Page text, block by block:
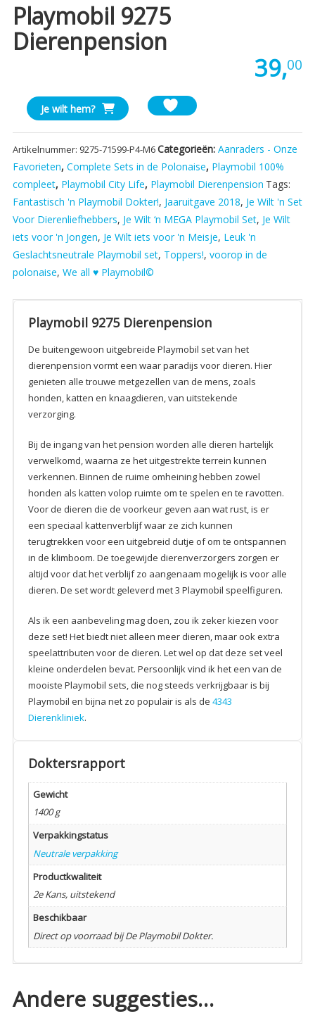
Playmobil 9275
Dierenpension
39,00
Playmobil
9275
Dierenpension
aantal
Je wilt hem?
Artikelnummer: 9275-71599-P4-M6Categorieën: Aanraders - Onze
Favorieten, Complete Sets in de Polonaise, Playmobil 100%
compleet, Playmobil City Life, Playmobil Dierenpension Tags:
Fantastisch 'n Playmobil Dokter!, Jaaruitgave 2018, Je Wilt 'n Set
Voor Dierenliefhebbers, Je Wilt ‘n MEGA Playmobil Set, Je Wilt
iets voor 'n Jongen, Je Wilt iets voor 'n Meisje, Leuk 'n
Geslachtsneutrale Playmobil set, Toppers!, voorop in de
polonaise, We all ♥ Playmobil©
Playmobil 9275 Dierenpension
De buitengewoon uitgebreide Playmobil set van het
dierenpension vormt een waar paradijs voor dieren. Hier
genieten alle trouwe metgezellen van de mens, zoals
honden, katten en knaagdieren, van uitstekende
verzorging.
Bij de ingang van het pension worden alle dieren hartelijk
verwelkomd, waarna ze het uitgestrekte terrein kunnen
verkennen. Binnen de ruime omheining hebben zowel
honden als katten volop ruimte om te spelen en te ravotten.
Voor de dieren die de voorkeur geven aan wat rust, is er
een speciaal kattenverblijf waar ze zich kunnen
terugtrekken voor een uitgebreid dutje of om te ontspannen
in de klimboom. De toegewijde dierenverzorgers zorgen er
altijd voor dat het verblijf zo aangenaam mogelijk is voor alle
dieren. De set wordt geleverd met 3 Playmobil speelfiguren.
Als ik een aanbeveling mag doen, zou ik zeker kiezen voor
deze set! Het biedt niet alleen meer dieren, maar ook extra
speelattributen voor de dieren. Let wel op dat deze set veel
kleine onderdelen bevat. Persoonlijk vind ik het een van de
mooiste Playmobil sets, die nog steeds verkrijgbaar is bij
Playmobil en bijna net zo populair is als de 4343
Dierenkliniek.
Doktersrapport
Gewicht
1400 g
Verpakkingstatus
Neutrale verpakking
Productkwaliteit
2e Kans, uitstekend
Beschikbaar
Direct op voorraad bij De Playmobil Dokter.
Andere suggesties…